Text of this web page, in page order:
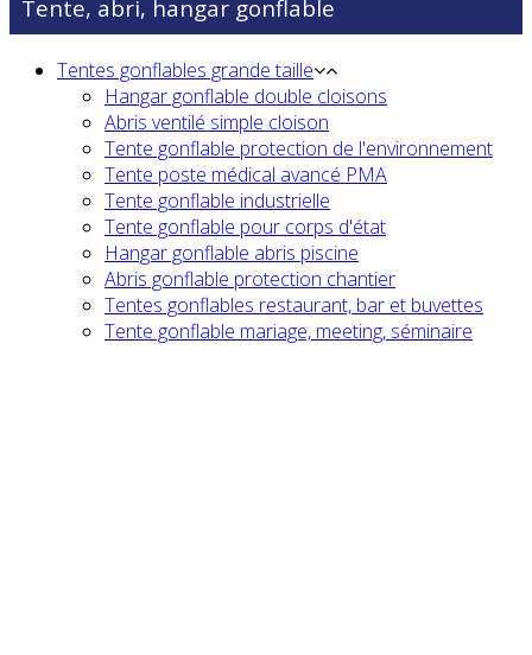
Tente, abri, hangar gonflable
Tentes gonflables grande taille
Hangar gonflable double cloisons
Abris ventilé simple cloison
Tente gonflable protection de l'environnement
Tente poste médical avancé PMA
Tente gonflable industrielle
Tente gonflable pour corps d'état
Hangar gonflable abris piscine
Abris gonflable protection chantier
Tentes gonflables restaurant, bar et buvettes
Tente gonflable mariage, meeting, séminaire